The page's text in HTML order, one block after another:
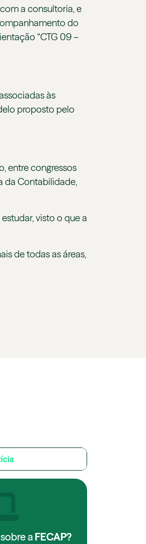
a consultoria, e
do
“CTG 09 –
às
proposto pelo
entre congressos
da Contabilidade,
visto o que a
de todas as áreas,
a FECAP?